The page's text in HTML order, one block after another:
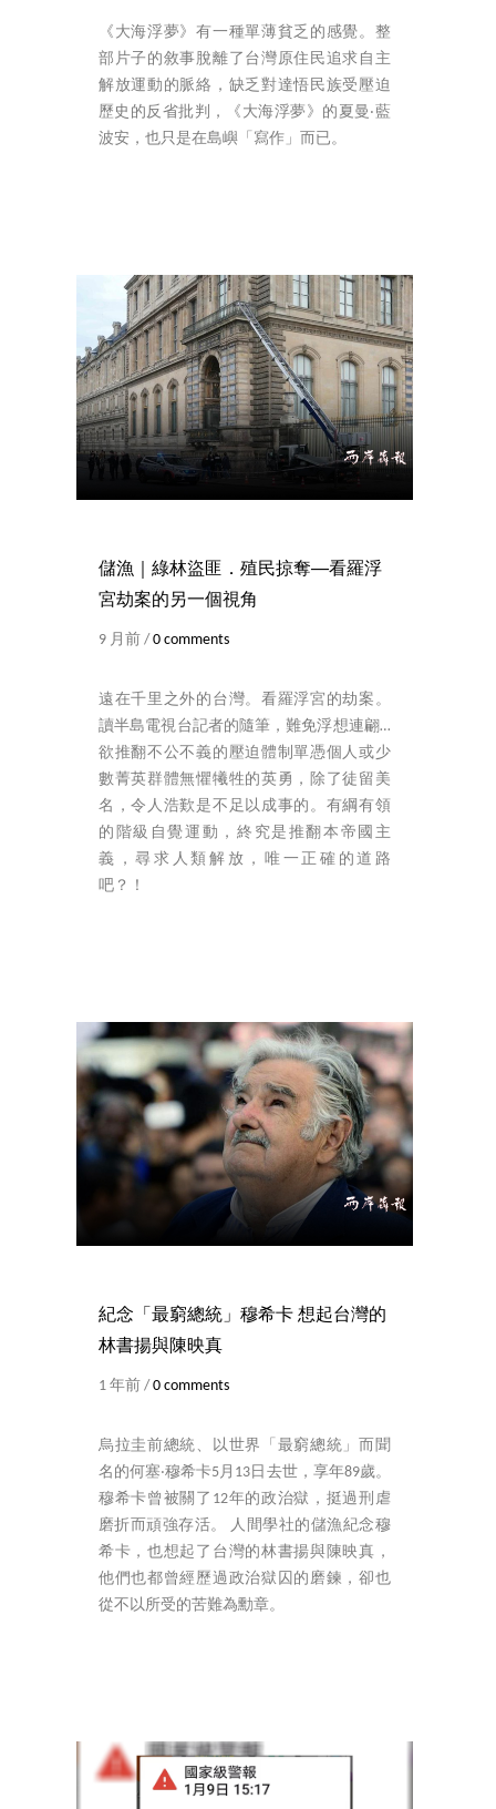
《大海浮夢》有一種單薄貧乏的感覺。整
部片子的敘事脫離了台灣原住民追求自主
解放運動的脈絡，缺乏對達悟民族受壓迫
歷史的反省批判，《大海浮夢》的夏曼‧藍
波安，也只是在島嶼「寫作」而已。
儲漁｜綠林盜匪．殖民掠奪──看羅浮
宮劫案的另一個視角
9 月前 /0 comments
遠在千里之外的台灣。看羅浮宮的劫案。
讀半島電視台記者的隨筆，難免浮想連翩…
欲推翻不公不義的壓迫體制單憑個人或少
數菁英群體無懼犧牲的英勇，除了徒留美
名，令人浩歎是不足以成事的。有綱有領
的階級自覺運動，終究是推翻本帝國主
義，尋求人類解放，唯一正確的道路
吧？！
紀念「最窮總統」穆希卡 想起台灣的
林書揚與陳映真
1 年前 / 0 comments
烏拉圭前總統、以世界「最窮總統」而聞
名的何塞‧穆希卡5月13日去世，享年89歲。
穆希卡曾被關了12年的政治獄，挺過刑虐
磨折而頑強存活。 人間學社的儲漁紀念穆
希卡，也想起了台灣的林書揚與陳映真，
他們也都曾經歷過政治獄囚的磨鍊，卻也
從不以所受的苦難為勳章。